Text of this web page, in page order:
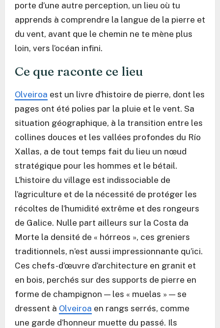
porte d’une autre perception, un lieu où tu
apprends à comprendre la langue de la pierre et
du vent, avant que le chemin ne te mène plus
loin, vers l’océan infini.
Ce que raconte ce lieu
Olveiroa est un livre d’histoire de pierre, dont les
pages ont été polies par la pluie et le vent. Sa
situation géographique, à la transition entre les
collines douces et les vallées profondes du Río
Xallas, a de tout temps fait du lieu un nœud
stratégique pour les hommes et le bétail.
L’histoire du village est indissociable de
l’agriculture et de la nécessité de protéger les
récoltes de l’humidité extrême et des rongeurs
de Galice. Nulle part ailleurs sur la Costa da
Morte la densité de « hórreos », ces greniers
traditionnels, n’est aussi impressionnante qu’ici.
Ces chefs-d’œuvre d’architecture en granit et
en bois, perchés sur des supports de pierre en
forme de champignon — les « muelas » — se
dressent à Olveiroa en rangs serrés, comme
une garde d’honneur muette du passé. Ils